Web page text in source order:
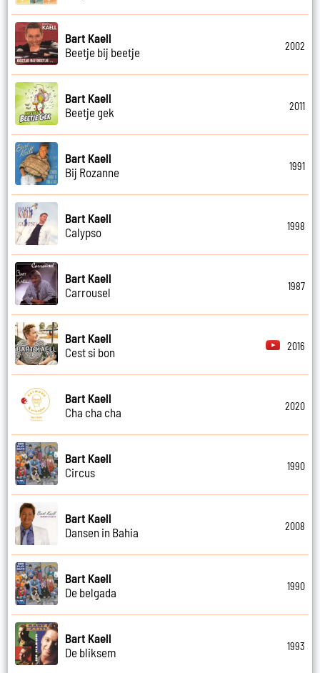
Bart Kaell
Beetje bij beetje
2002
Bart Kaell
Beetje gek
2011
Bart Kaell
Bij Rozanne
1991
Bart Kaell
Calypso
1998
Bart Kaell
Carrousel
1987
Bart Kaell
Cest si bon
2016
Bart Kaell
Cha cha cha
2020
Bart Kaell
Circus
1990
Bart Kaell
Dansen in Bahia
2008
Bart Kaell
De belgada
1990
Bart Kaell
De bliksem
1993